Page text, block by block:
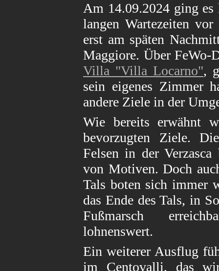
Am 14.09.2024 ging es
langen Wartezeiten
erst am späten
Maggiore. Über
Villa "Villa Locarno",
sein eigenes Zimmer
andere Ziele in der
Wie bereits erwähnt
bevorzugten Ziele.
Felsen in der
von Motiven. Doch
Tals boten sich immer
das Ende des Tals, in
Fußmarsch
lohnenswert.
Ein weiterer Ausflug
im Centovalli, das